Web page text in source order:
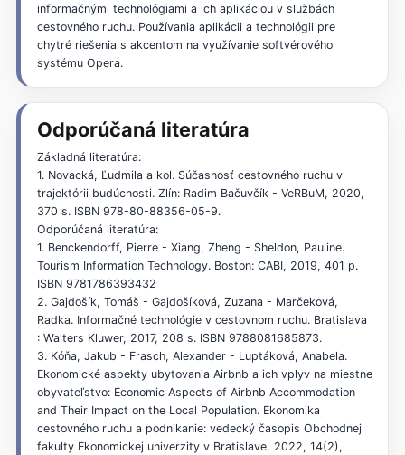
informačnými technológiami a ich aplikáciou v službách
cestovného ruchu. Používania aplikácii a technológii pre
chytré riešenia s akcentom na využívanie softvérového
systému Opera.
Odporúčaná literatúra
Základná literatúra:
1. Novacká, Ľudmila a kol. Súčasnosť cestovného ruchu v
trajektórii budúcnosti. Zlín: Radim Bačuvčík - VeRBuM, 2020,
370 s. ISBN 978-80-88356-05-9.
Odporúčaná literatúra:
1. Benckendorff, Pierre - Xiang, Zheng - Sheldon, Pauline.
Tourism Information Technology. Boston: CABI, 2019, 401 p.
ISBN 9781786393432
2. Gajdošík, Tomáš - Gajdošíková, Zuzana - Marčeková,
Radka. Informačné technológie v cestovnom ruchu. Bratislava
: Walters Kluwer, 2017, 208 s. ISBN 9788081685873.
3. Kóňa, Jakub - Frasch, Alexander - Luptáková, Anabela.
Ekonomické aspekty ubytovania Airbnb a ich vplyv na miestne
obyvateľstvo: Economic Aspects of Airbnb Accommodation
and Their Impact on the Local Population. Ekonomika
cestovného ruchu a podnikanie: vedecký časopis Obchodnej
fakulty Ekonomickej univerzity v Bratislave, 2022, 14(2),